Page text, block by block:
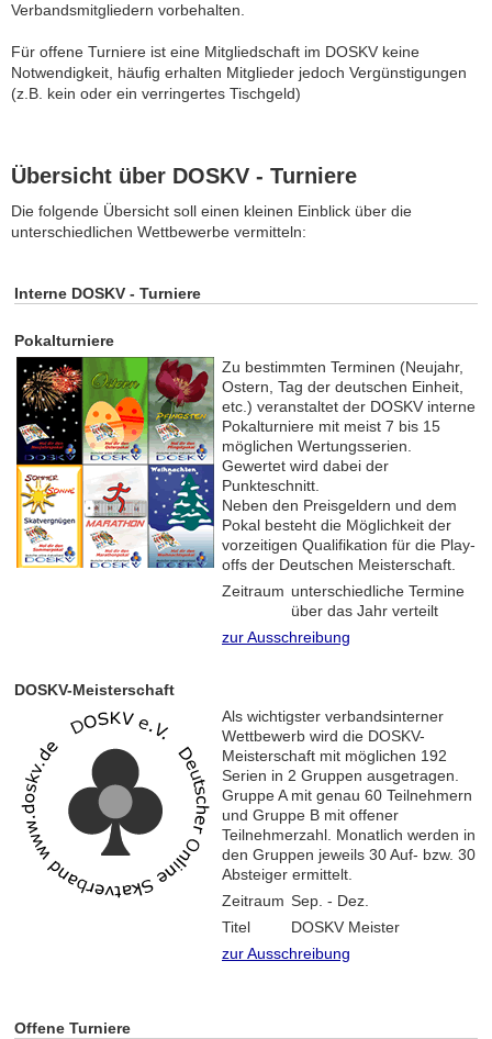
Verbandsmitgliedern vorbehalten.
Für offene Turniere ist eine Mitgliedschaft im DOSKV keine
Notwendigkeit, häufig erhalten Mitglieder jedoch Vergünstigungen
(z.B. kein oder ein verringertes Tischgeld)
Übersicht über DOSKV - Turniere
Die folgende Übersicht soll einen kleinen Einblick über die
unterschiedlichen Wettbewerbe vermitteln:
Interne DOSKV - Turniere
Pokalturniere
Zu bestimmten Terminen (Neujahr,
Ostern, Tag der deutschen Einheit,
etc.) veranstaltet der DOSKV interne
Pokalturniere mit meist 7 bis 15
möglichen Wertungsserien.
Gewertet wird dabei der
Punkteschnitt.
Neben den Preisgeldern und dem
Pokal besteht die Möglichkeit der
vorzeitigen Qualifikation für die Play-
offs der Deutschen Meisterschaft.
Zeitraum unterschiedliche Termine
über das Jahr verteilt
zur Ausschreibung
DOSKV-Meisterschaft
Als wichtigster verbandsinterner
Wettbewerb wird die DOSKV-
Meisterschaft mit möglichen 192
Serien in 2 Gruppen ausgetragen.
Gruppe A mit genau 60 Teilnehmern
und Gruppe B mit offener
Teilnehmerzahl. Monatlich werden in
den Gruppen jeweils 30 Auf- bzw. 30
Absteiger ermittelt.
Zeitraum Sep. - Dez.
Titel
DOSKV Meister
zur Ausschreibung
Offene Turniere